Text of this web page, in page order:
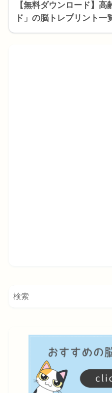
【無料ダウンロード】
ド」の脳トレプリント一